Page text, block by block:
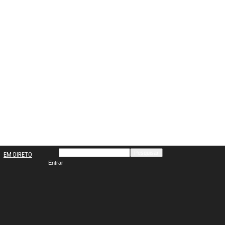
EM DIRETO
Entrar